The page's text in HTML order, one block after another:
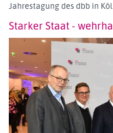
Jahrestagung des dbb in
Starker Staat -